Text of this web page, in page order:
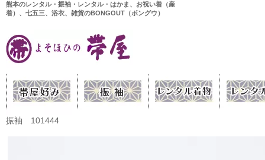
熊本のレンタル・振袖・レンタル・はかま、お祝い着（産
着）、七五三、浴衣、雑貨のBONGOUT（ボングウ）
振袖 101444